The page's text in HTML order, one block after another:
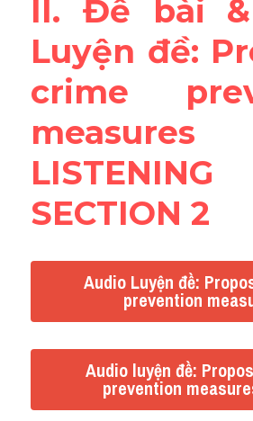
Education
Business
II. Đề bài
Luyện đề:
crime
measures
LISTENING
SECTION 2
Audio Luyện đề:
prevention
Audio luyện đề:
prevention